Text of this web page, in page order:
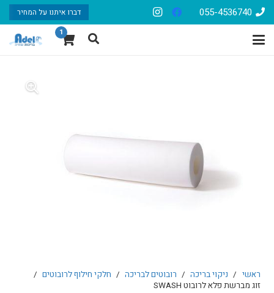
055-4536740 דברו איתנו על המחיר
1
ראשי / ניקוי בריכה / רובוטים לבריכה / חלקי חילוף לרובוטים /
זוג מברשת פלא לרובוט SWASH